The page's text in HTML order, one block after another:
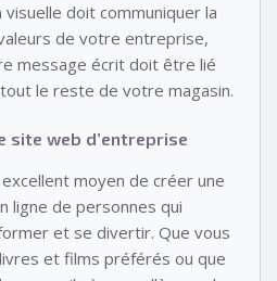
doit communiquer la
de votre entreprise,
message écrit doit être lié
le reste de votre magasin.
site web d’entreprise
moyen de créer une
ligne de personnes qui
et se divertir. Que vous
et films préférés ou que